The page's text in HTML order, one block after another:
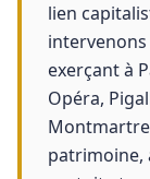
lien
exerçant à
Opéra,
patrimoine,